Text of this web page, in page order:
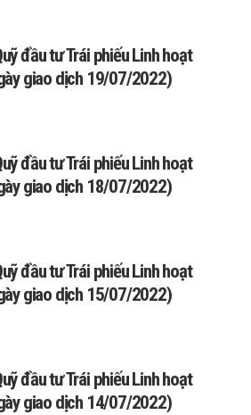
đầu tư Trái phiếu Linh hoạt
giao dịch 19/07/2022)
đầu tư Trái phiếu Linh hoạt
giao dịch 18/07/2022)
đầu tư Trái phiếu Linh hoạt
giao dịch 15/07/2022)
đầu tư Trái phiếu Linh hoạt
giao dịch 14/07/2022)